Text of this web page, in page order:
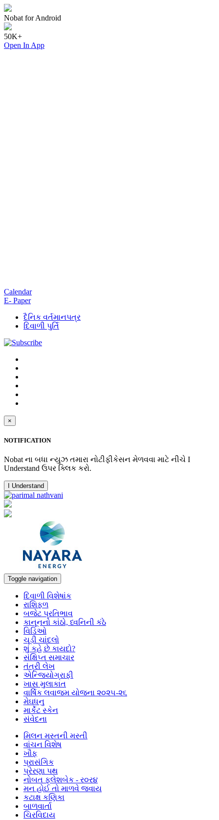
Nobat for Android
50K+
Open In App
Calendar
E- Paper
દૈનિક વર્તમાનપત્ર
દિવાળી પુર્તિ
×
NOTIFICATION
Nobat ના બધા ન્યુઝ તમારા નોટીફીકેસન મેળવવા માટે નીચે I
Understand ઉપર ક્લિક કરો.
I Understand
Toggle navigation
દિવાળી વિશેષાંક
રાશિફળ
બજેટ પ્રતિભાવ
કાનૂનનો કાંઠો, ધ્વનિની કંઠે
વિડિઓ
ચૂડી ચાંદલો
શું કહે છે કાયદો?
સંક્ષિપ્ત સમાચાર
તંત્રી લેખ
એન્જિયોગ્રાફી
ખાસ મુલાકાત
વાર્ષિક લવાજમ યોજના ૨૦૨૫-૨૬
મેઘધનુ
માર્કેટ સ્કેન
સંવેદના
મિલન મસ્તની મસ્તી
વાંચન વિશેષ
ખૌફ
પ્રાસંગિક
પ્રેરણા પથ
નોબત ફ્લેશબેક - ર૦ર૪
મન હોઈ તો માળવે જવાય
કટાક્ષ કણિકા
બાળવાર્તા
ચિરવિદાય